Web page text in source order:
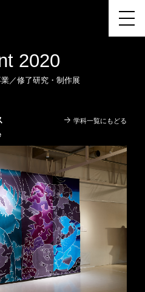
2020
／修了研究・制作展
学科一覧にもどる